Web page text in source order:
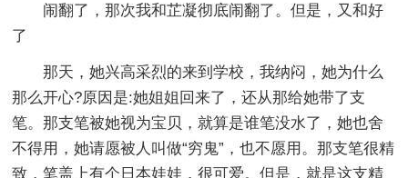
闹翻了，那次我和芷凝彻底闹翻了。但是，又和好
了
那天，她兴高采烈的来到学校，我纳闷，她为什么
那么开心?原因是:她姐姐回来了，还从那给她带了支
笔。那支笔被她视为宝贝，就算是谁笔没水了，她也舍
不得用，她请愿被人叫做“穷鬼”，也不愿用。那支笔很精
致，笔盖上有个日本娃娃，很可爱。但是，就是这支精